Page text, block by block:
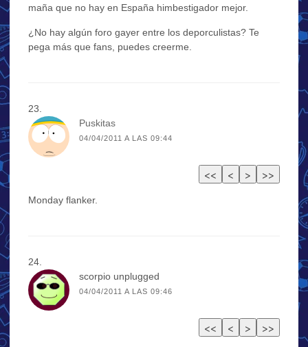
maña que no hay en España himbestigador mejor.
¿No hay algún foro gayer entre los deporculistas? Te
pega más que fans, puedes creerme.
Puskitas
04/04/2011 A LAS 09:44
Monday flanker.
scorpio unplugged
04/04/2011 A LAS 09:46